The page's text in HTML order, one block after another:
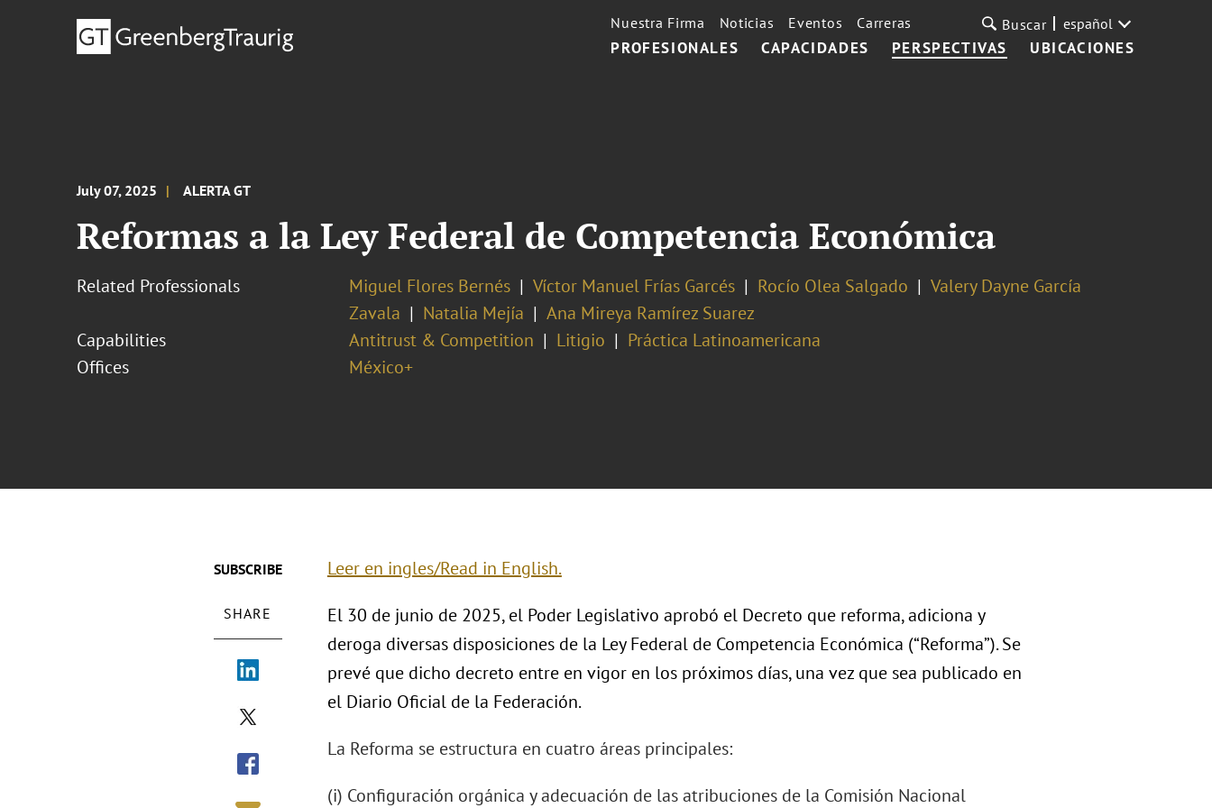
PROFESIONALES CAPACIDADES PERSPECTIVAS UBICACIONES
Nuestra Firma Noticias Eventos Carreras Buscar español
July 07, 2025 ALERTA GT
Reformas a la Ley Federal de Competencia Económica
Related Professionals Miguel Flores Bernés Víctor Manuel Frías Garcés Rocío Olea Salgado
Valery Dayne García
Zavala
Natalia Mejía
Ana Mireya Ramírez Suarez
Capabilities
Antitrust & Competition Litigio
Práctica Latinoamericana
Offices
México+
SUBSCRIBE
SHARE
Leer en ingles/Read in English.
El 30 de junio de 2025, el Poder Legislativo aprobó el Decreto que reforma, adiciona y
deroga diversas disposiciones de la Ley Federal de Competencia Económica (“Reforma”). Se
prevé que dicho decreto entre en vigor en los próximos días, una vez que sea publicado en
el Diario Oficial de la Federación.
La Reforma se estructura en cuatro áreas principales:
(i) Configuración orgánica y adecuación de las atribuciones de la Comisión Nacional